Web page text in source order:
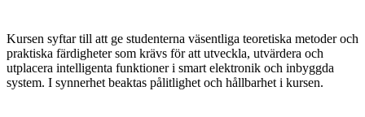
Kursen syftar till att ge studenterna väsentliga teoretiska metoder och
praktiska färdigheter som krävs för att utveckla, utvärdera och
utplacera intelligenta funktioner i smart elektronik och inbyggda
system. I synnerhet beaktas pålitlighet och hållbarhet i kursen.